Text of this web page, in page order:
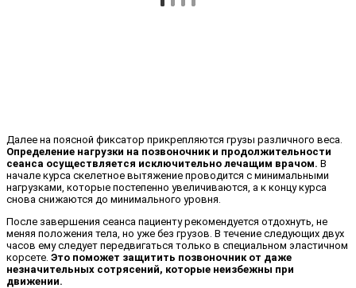
Далее на поясной фиксатор прикрепляются грузы различного веса.
Определение нагрузки на позвоночник и продолжительности
сеанса осуществляется исключительно лечащим врачом. В
начале курса скелетное вытяжение проводится с минимальными
нагрузками, которые постепенно увеличиваются, а к концу курса
снова снижаются до минимального уровня.
После завершения сеанса пациенту рекомендуется отдохнуть, не
меняя положения тела, но уже без грузов. В течение следующих двух
часов ему следует передвигаться только в специальном эластичном
корсете. Это поможет защитить позвоночник от даже
незначительных сотрясений, которые неизбежны при
движении.